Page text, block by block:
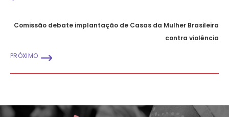
Comissão debate implantação de Casas da Mulher Brasileira
contra violência
PRÓXIMO